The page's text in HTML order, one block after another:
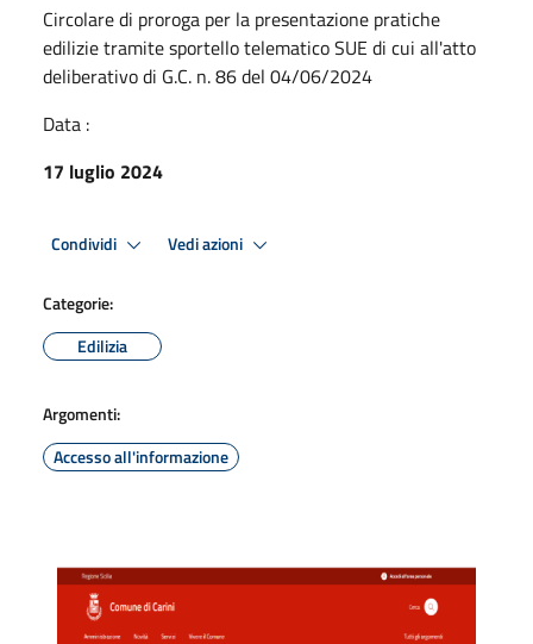
Circolare di proroga per la presentazione pratiche
edilizie tramite sportello telematico SUE di cui all'atto
deliberativo di G.C. n. 86 del 04/06/2024
Data :
17 luglio 2024
Condividi Vedi azioni
Categorie:
Edilizia
Argomenti:
Accesso all'informazione